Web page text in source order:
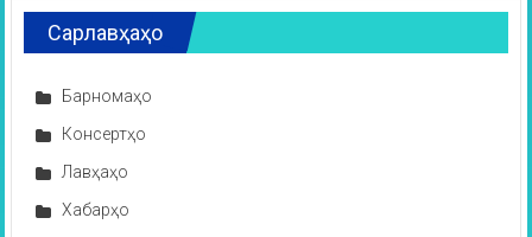
Сарлавҳаҳо
Барномаҳо
Консертҳо
Лавҳаҳо
Хабарҳо